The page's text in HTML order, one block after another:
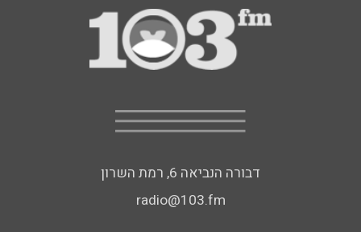
דבורה הנביאה 6, רמת השרון
radio@103.fm